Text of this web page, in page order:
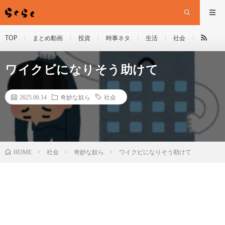
TOP まとめ動画 投資 時事ネタ 生活 社会
ワイクビになりそう助けて
2025.06.14 奇妙な奴ら 社会
HOME 社会 奇妙な奴ら ワイクビになりそう助けて